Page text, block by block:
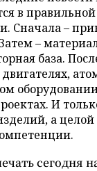
в правильной
Сначала –
–
база.
И
а целой
сегодня